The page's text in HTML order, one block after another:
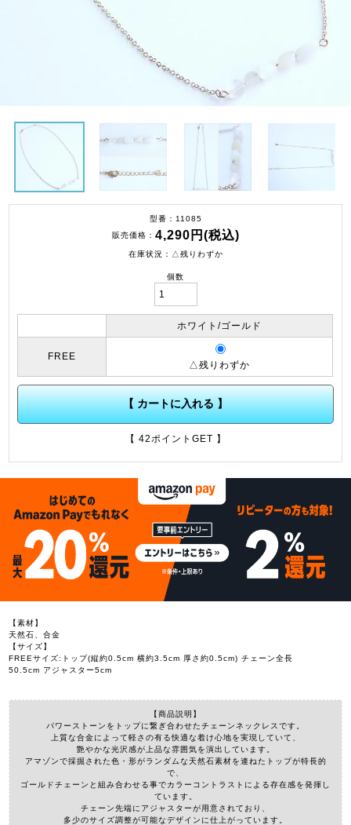
型番
11085
販売価格
4,290円(税込)
在庫状況 △残りわずか
個数
ホワイト/ゴールド
FREE
△残りわずか
【 カートに入れる 】
【 42ポイントGET 】
【素材】
天然石、合金
【サイズ】
FREEサイズ:トップ(縦約0.5cm 横約3.5cm 厚さ約0.5cm) チェーン全長
50.5cm アジャスター5cm
【商品説明】
パワーストーンをトップに繋ぎ合わせたチェーンネックレスです。
上質な合金によって軽さの有る快適な着け心地を実現していて、
艶やかな光沢感が上品な雰囲気を演出しています。
アマゾンで採掘された色・形がランダムな天然石素材を連ねたトップが特長的
で、
ゴールドチェーンと組み合わせる事でカラーコントラストによる存在感を発揮し
ています。
チェーン先端にアジャスターが用意されており、
多少のサイズ調整が可能なデザインに仕上がっています。